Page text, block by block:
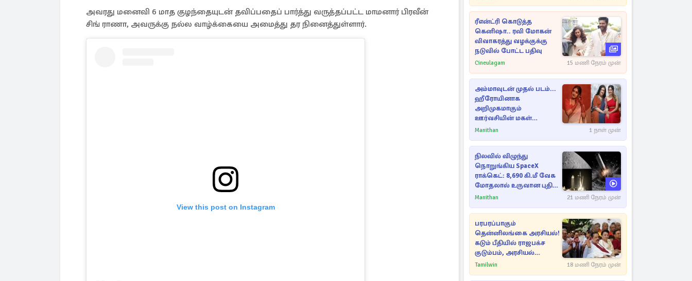
அவரது மனைவி 6 மாத குழந்தையுடன் தவிப்பதைப் பார்த்து வருத்தப்பட்ட மாமனார் பிரவீன்
சிங் ராணா, அவருக்கு நல்ல வாழ்க்கையை அமைத்து தர நினைத்துள்ளார்.
View this post on Instagram
ரீஎன்ட்ரி கொடுத்த
கெனிஷா.. ரவி மோகன்
விவாகரத்து வழக்குக்கு
நடுவில் போட்ட பதிவு
Cineulagam 15 மணி நேரம் முன்
அம்மாவுடன் முதல் படம்...
ஹீரோயினாக
அறிமுகமாகும்
ஊர்வசியின் மகள்
தேஜலட்சுமி!
Manithan 1 நாள் முன்
நிலவில் விழுந்து
நொறுங்கிய SpaceX
ராக்கெட்: 8,690 கி.மீ வேக
மோதலால் உருவான புதிய
பள்ளம்!
Manithan 21 மணி நேரம் முன்
பரபரப்பாகும்
தென்னிலங்கை அரசியல்!
கடும் பீதியில் ராஜபக்ச
குடும்பம், அரசியல்
நட்புகள்
Tamilwin 18 மணி நேரம் முன்